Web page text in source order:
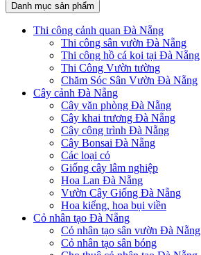
Danh mục sản phẩm
Thi công cảnh quan Đà Nẵng
Thi công sân vườn Đà Nẵng
Thi công hồ cá koi tại Đà Nẵng
Thi Công Vườn tường
Chăm Sóc Sân Vườn Đà Nẵng
Cây cảnh Đà Nẵng
Cây văn phòng Đà Nẵng
Cây khai trương Đà Nẵng
Cây công trình Đà Nẵng
Cây Bonsai Đà Nẵng
Các loại cỏ
Giống cây lâm nghiệp
Hoa Lan Đà Nẵng
Vườn Cây Giống Đà Nẵng
Hoa kiểng, hoa bụi viền
Cỏ nhân tạo Đà Nẵng
Cỏ nhân tạo sân vườn Đà Nẵng
Cỏ nhân tạo sân bóng